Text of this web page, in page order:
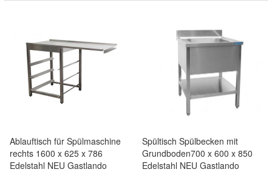
Ablauftisch für Spülmaschine
rechts 1600 x 625 x 786
Edelstahl NEU Gastlando
Spültisch Spülbecken mit
Grundboden700 x 600 x 850
Edelstahl NEU Gastlando